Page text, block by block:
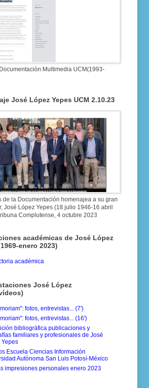
Multimedia UCM(1993-
José López Yepes UCM 2.10.23
de la Documentación homenajea a su gran
José López Yepes (18 julio 1946-16 abril
Complutense, 4 octubre 2023
académicas de José López
enero 2023)
académica
José López
fotos, entrevistas... (7')
fotos, entrevistas... (16')
bibliográfica publicaciones y
familiares y profesionales de José
Yepes
Escuela Ciencias Información
Autónoma San Luis Potosí-México
impresiones personales enero 2023